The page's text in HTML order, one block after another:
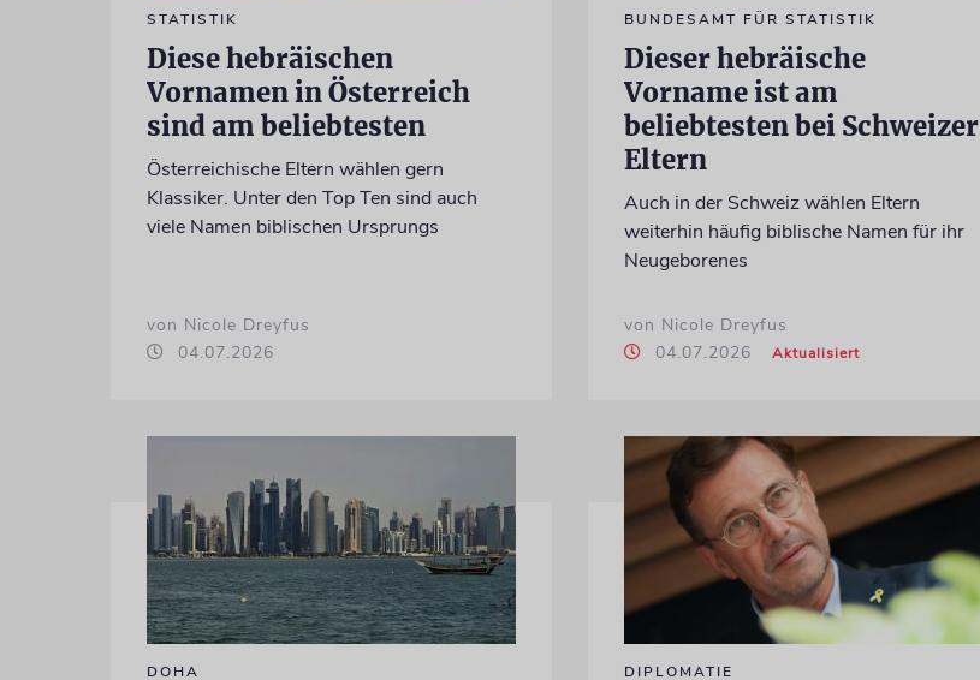
STATISTIK
Diese hebräischen
Vornamen in Österreich
sind am beliebtesten
Österreichische Eltern wählen gern
Klassiker. Unter den Top Ten sind auch
viele Namen biblischen Ursprungs
von Nicole Dreyfus
04.07.2026
BUNDESAMT FÜR STATISTIK
Dieser hebräische
Vorname ist am
beliebtesten bei Schweizer
Eltern
Auch in der Schweiz wählen Eltern
weiterhin häufig biblische Namen für ihr
Neugeborenes
von Nicole Dreyfus
04.07.2026
Aktualisiert
DOHA DIPLOMATIE